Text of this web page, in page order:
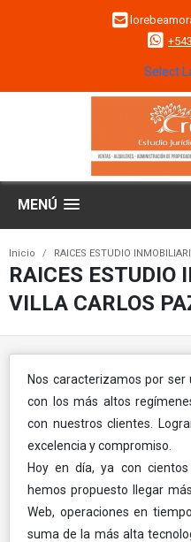
Select
MENÚ
Inicio RAICES ESTUDIO
RAICES ESTUDIO
VILLA CARLOS
Nos caracterizamos por
con los más altos
con nuestros clientes.
excelencia y compromiso.
Hoy en día, ya con
hemos propuesto llegar
Web, operaciones en
suma de la más alta